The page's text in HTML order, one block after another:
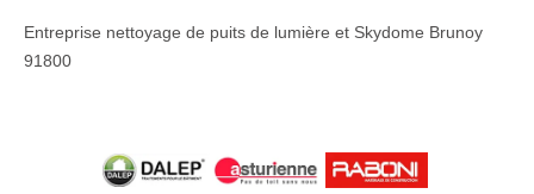
Entreprise nettoyage de puits de lumière et Skydome Brunoy
91800